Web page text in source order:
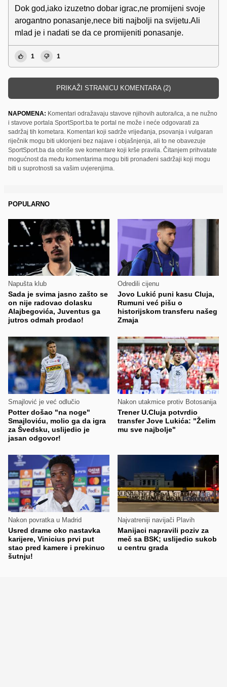
Dok god,iako izuzetno dobar igrac,ne promijeni svoje
arogantno ponasanje,nece biti najbolji na svijetu.Ali
mlad je i nadati se da ce promijeniti ponasanje.
1 1
PRIKAŽI STRANICU KOMENTARA (2)
NAPOMENA: Komentari odražavaju stavove njihovih autora/ica, a ne nužno
i stavove portala SportSport.ba te portal ne može i neće odgovarati za
sadržaj tih kometara. Komentari koji sadrže vrijeđanja, psovanja i vulgaran
riječnik mogu biti uklonjeni bez najave i objašnjenja, ali to ne obavezuje
SportSport.ba da obriše sve komentare koji krše pravila. Čitanjem prihvatate
mogućnost da među komentarima mogu biti pronađeni sadržaji koji mogu
biti u suprotnosti sa vašim uvjerenjima.
POPULARNO
Napušta klub
Sada je svima jasno zašto se
on nije radovao dolasku
Alajbegovića, Juventus ga
jutros odmah prodao!
Odredili cijenu
Jovo Lukić puni kasu Cluja,
Rumuni već pišu o
historijskom transferu našeg
Zmaja
Smajlović je već odlučio
Potter došao "na noge"
Smajloviću, molio ga da igra
za Švedsku, uslijedio je
jasan odgovor!
Nakon utakmice protiv Botosanija
Trener U.Cluja potvrdio
transfer Jove Lukića: "Želim
mu sve najbolje"
Nakon povratka u Madrid
Usred drame oko nastavka
karijere, Vinicius prvi put
stao pred kamere i prekinuo
šutnju!
Najvatreniji navijači Plavih
Manijaci napravili poziv za
meč sa BSK; uslijedio sukob
u centru grada